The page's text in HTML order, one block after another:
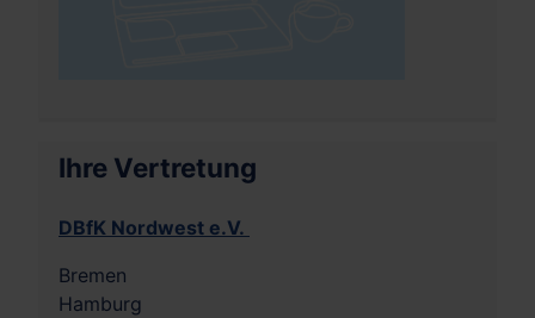
Ihre Vertretung
DBfK Nordwest e.V.
Bremen
Hamburg